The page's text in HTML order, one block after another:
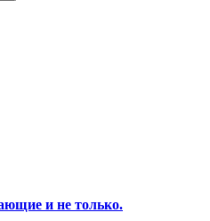
и не только.